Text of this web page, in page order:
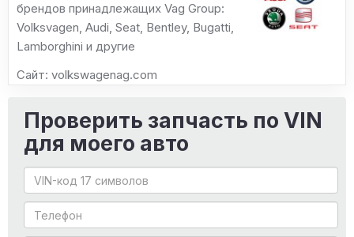
брендов принадлежащих Vag Group:
Volksvagen, Audi, Seat, Bentley, Bugatti,
Lamborghini и другие
Сайт: volkswagenag.com
Проверить запчасть по VIN
для моего авто